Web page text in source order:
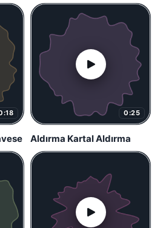
0:25
Aldırma Kartal Aldırma